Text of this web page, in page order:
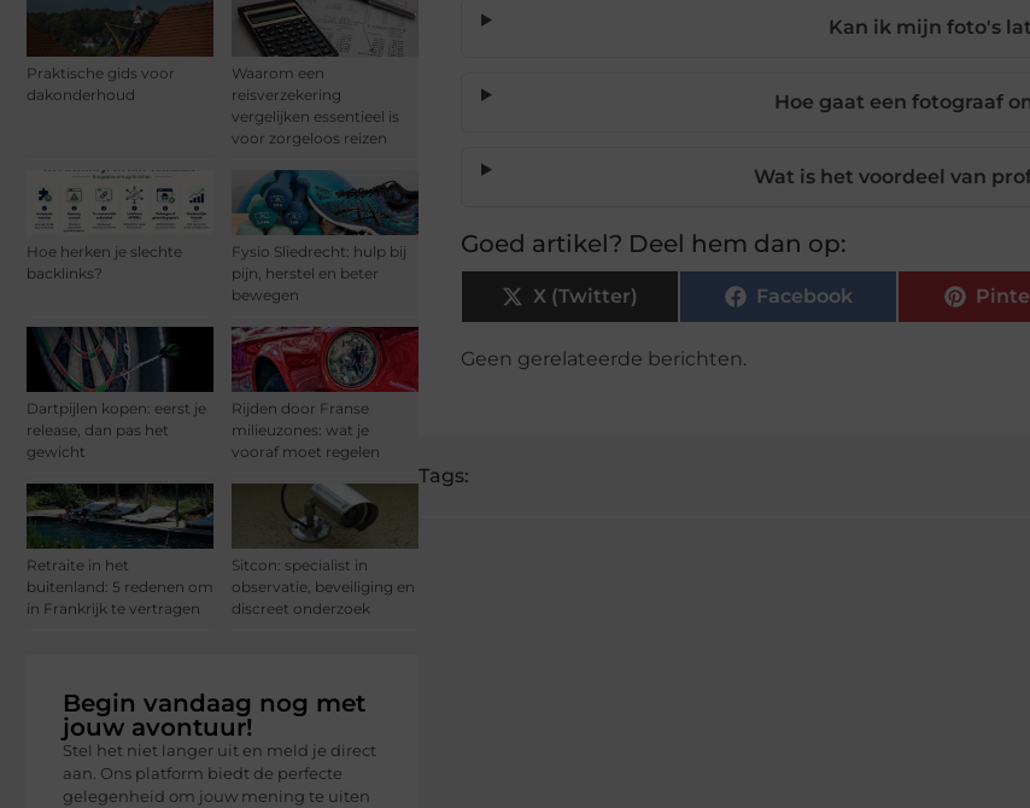
Praktische gids voor
dakonderhoud
Waarom een
reisverzekering
vergelijken essentieel is
voor zorgeloos reizen
Hoe herken je slechte
backlinks?
Fysio Sliedrecht: hulp bij
pijn, herstel en beter
bewegen
Dartpijlen kopen: eerst je
release, dan pas het
gewicht
Rijden door Franse
milieuzones: wat je
vooraf moet regelen
Retraite in het
buitenland: 5 redenen om
in Frankrijk te vertragen
Sitcon: specialist in
observatie, beveiliging en
discreet onderzoek
Begin vandaag nog met
jouw avontuur!
Stel het niet langer uit en meld je direct
aan. Ons platform biedt de perfecte
gelegenheid om jouw mening te uiten
Kan ik mijn foto's
Hoe gaat een fotograaf
Wat is het voordeel van
Goed artikel? Deel hem dan op:
X (Twitter) Facebook
Geen gerelateerde berichten.
Tags: